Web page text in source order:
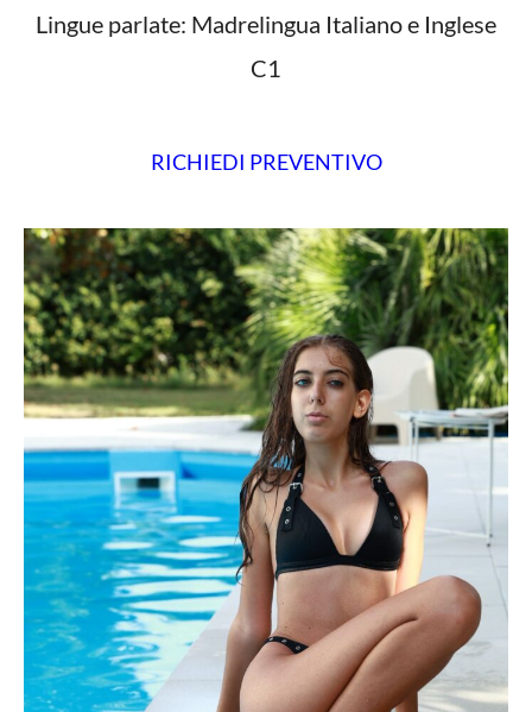
Lingue parlate: Madrelingua Italiano e Inglese
C1
RICHIEDI PREVENTIVO